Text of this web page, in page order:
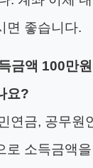
면 좋습니다.
금액 100만
요?
연금, 공무원
로 소득금액